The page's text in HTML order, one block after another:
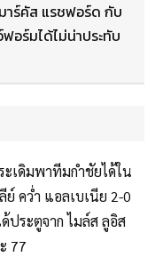
าร์คัส แรชฟอร์ด กับ
อร์มได้ไม่น่าประทับ
เดิมพาทีมกำชัยได้ใน
คว่ำ แอลเบเนีย 2-0
ประตูจาก ไมล์ส ลูอิส
77